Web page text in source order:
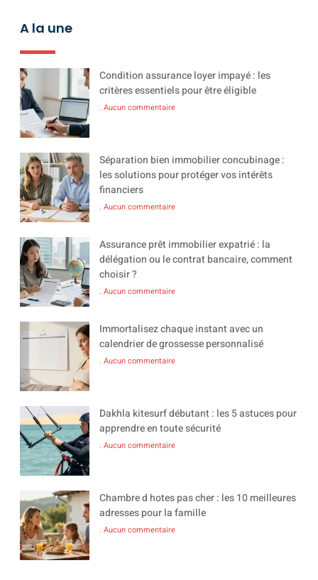
A la une
Condition assurance loyer impayé : les
critères essentiels pour être éligible
Aucun commentaire
Séparation bien immobilier concubinage :
les solutions pour protéger vos intérêts
financiers
Aucun commentaire
Assurance prêt immobilier expatrié : la
délégation ou le contrat bancaire, comment
choisir ?
Aucun commentaire
Immortalisez chaque instant avec un
calendrier de grossesse personnalisé
Aucun commentaire
Dakhla kitesurf débutant : les 5 astuces pour
apprendre en toute sécurité
Aucun commentaire
Chambre d hotes pas cher : les 10 meilleures
adresses pour la famille
Aucun commentaire